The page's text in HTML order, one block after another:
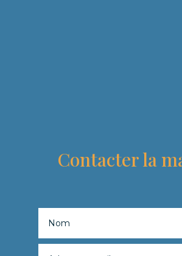
Contacter la